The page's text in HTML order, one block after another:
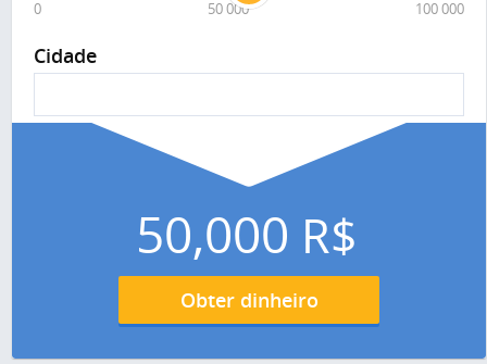
0 50 000 100 000
Cidade
50,000 R$
Obter dinheiro